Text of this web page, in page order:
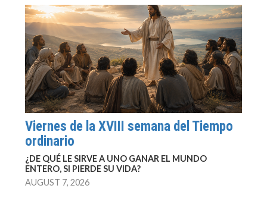
Viernes de la XVIII semana del Tiempo
ordinario
¿DE QUÉ LE SIRVE A UNO GANAR EL MUNDO
ENTERO, SI PIERDE SU VIDA?
AUGUST 7, 2026